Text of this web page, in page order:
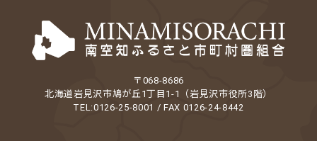
〒068-8686
北海道岩見沢市鳩が丘1丁目1-1（岩見沢市役所3階）
TEL:0126-25-8001 / FAX 0126-24-8442